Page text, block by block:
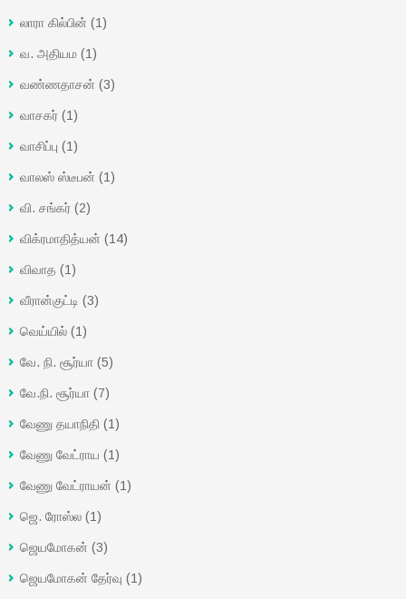
லாரா கில்பின் (1)
வ. அதியம (1)
வண்ணதாசன் (3)
வாசகர் (1)
வாசிப்பு (1)
வாலஸ் ஸ்டீபன் (1)
வி. சங்கர் (2)
விக்ரமாதித்யன் (14)
விவாத (1)
வீரான்குட்டி (3)
வெய்யில் (1)
வே. நி. சூர்யா (5)
வே.நி. சூர்யா (7)
வேணு தயாநிதி (1)
வேணு வேட்ராய (1)
வேணு வேட்ராயன் (1)
ஜெ. ரோஸ்ல (1)
ஜெயமோகன் (3)
ஜெயமோகன் தேர்வு (1)